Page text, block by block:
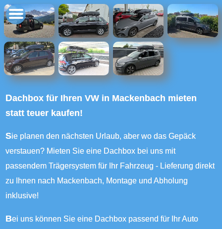
Dachbox für Ihren VW in Mackenbach mieten
statt teuer kaufen!
Sie planen den nächsten Urlaub, aber wo das Gepäck
verstauen? Mieten Sie eine Dachbox bei uns mit
passendem Trägersystem für Ihr Fahrzeug - Lieferung direkt
zu Ihnen nach Mackenbach, Montage und Abholung
inklusive!
Bei uns können Sie eine Dachbox passend für Ihr Auto